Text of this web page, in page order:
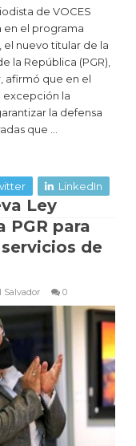
de VOCES
en el programa
nuevo titular de la
la República (PGR),
afirmó que en el
la
la defensa
que …
LinkedIn
Ley
PGR para
de
Salvador 0